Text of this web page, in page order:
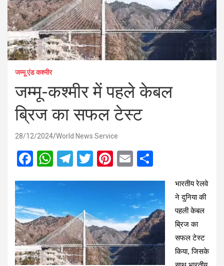
जम्मू एंड कश्मीर
जम्मू-कश्मीर में पहले केबल
ब्रिज का सफल टेस्ट
28/12/2024 World News Service
F
ce
b
o
o
k
W
at
s
A
p
p
T
gr
a
m
T
er
Pi
er
es
t
E
ail ar
e
भारतीय रेलवे
ने दुनिया की
पहली केबल
ब्रिज का
सफल टेस्ट
किया, जिसके